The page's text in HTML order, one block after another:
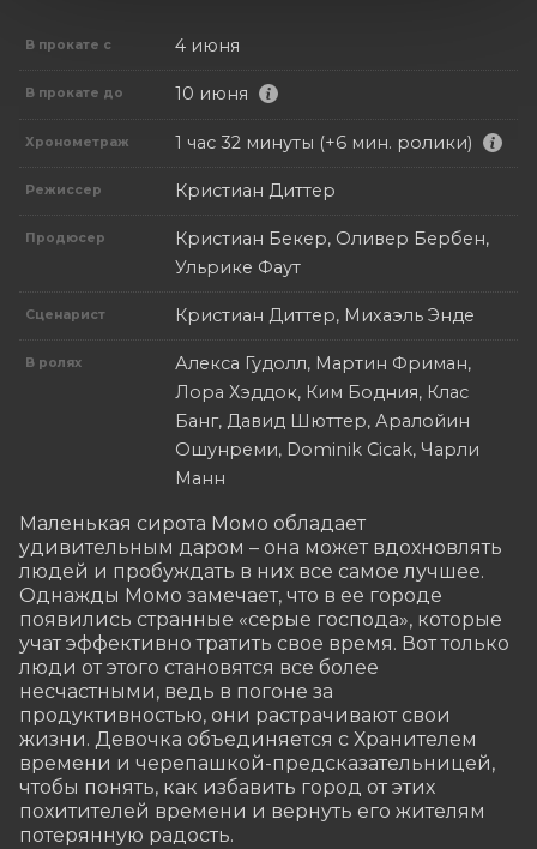
В прокате с 4 июня
В прокате до 10 июня
Хронометраж 1 час 32 минуты (+6 мин. ролики)
Режиссер Кристиан Диттер
Продюсер
Кристиан Бекер, Оливер Бербен,
Ульрике Фаут
Сценарист Кристиан Диттер, Михаэль Энде
В ролях
Алекса Гудолл, Мартин Фриман,
Лора Хэддок, Ким Бодния, Клас
Банг, Давид Шюттер, Аралойин
Ошунреми, Dominik Cicak, Чарли
Манн
Маленькая сирота Момо обладает
удивительным даром – она может вдохновлять
людей и пробуждать в них все самое лучшее.
Однажды Момо замечает, что в ее городе
появились странные «серые господа», которые
учат эффективно тратить свое время. Вот только
люди от этого становятся все более
несчастными, ведь в погоне за
продуктивностью, они растрачивают свои
жизни. Девочка объединяется с Хранителем
времени и черепашкой-предсказательницей,
чтобы понять, как избавить город от этих
похитителей времени и вернуть его жителям
потерянную радость.